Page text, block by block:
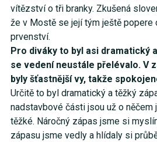
vítězství o tři branky. Zkušená
že v Mostě se její tým ještě popere
prvenství.
Pro diváky to byl asi dramatický
se vedení neustále přelévalo. V
byly šťastnější vy, takže
Určitě to byl dramatický a těžký
nadstavbové části jsou už o něčem
těžké. Náročný zápas jsme si
zápasu jsme vedly a hlídaly si